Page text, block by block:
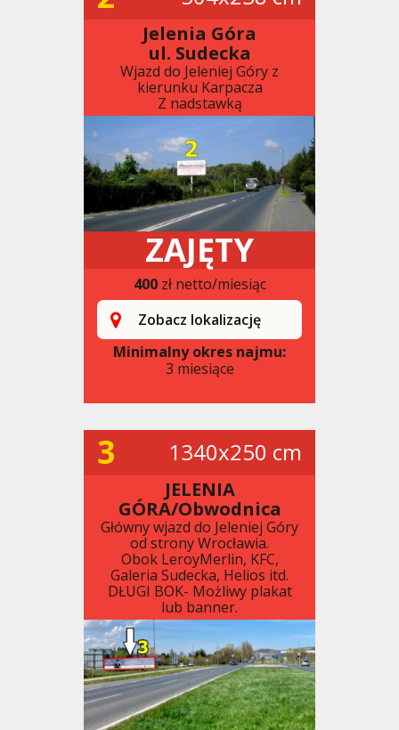
Jelenia Góra
ul. Sudecka
Wjazd do Jeleniej Góry z
kierunku Karpacza
Z nadstawką
ZAJĘTY
400zł netto/miesiąc
Zobacz lokalizację
Minimalny okres najmu:
3 miesiące
3 1340x250 cm
JELENIA
GÓRA/Obwodnica
Główny wjazd do Jeleniej Góry
od strony Wrocławia.
Obok LeroyMerlin, KFC,
Galeria Sudecka, Helios itd.
DŁUGI BOK- Możliwy plakat
lub banner.